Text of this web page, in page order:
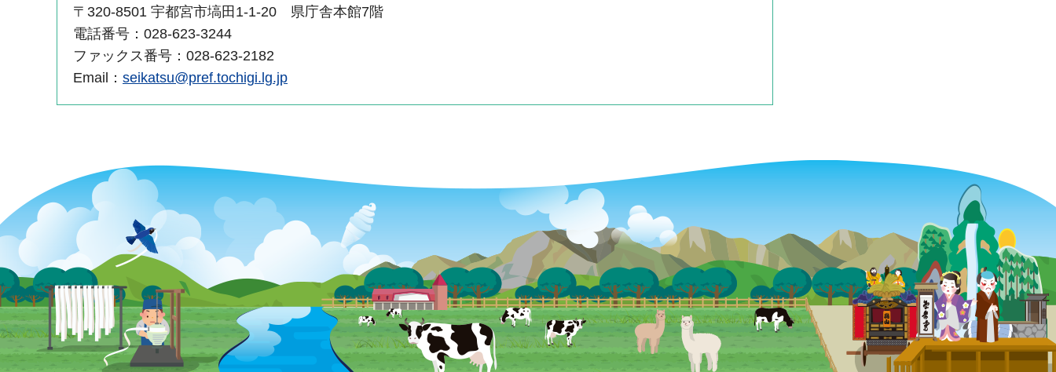
〒320-8501 宇都宮市塙田1-1-20 県庁舎本館7階
電話番号：028-623-3244
ファックス番号：028-623-2182
Email： seikatsu@pref.tochigi.lg.jp